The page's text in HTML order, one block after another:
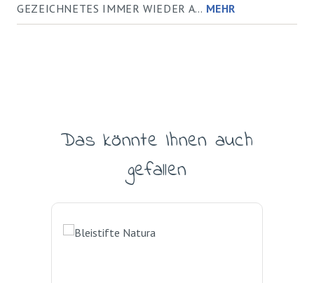
GEZEICHNETES IMMER WIEDER A… MEHR
Produktgalerie überspringen
Das könnte Ihnen auch
gefallen